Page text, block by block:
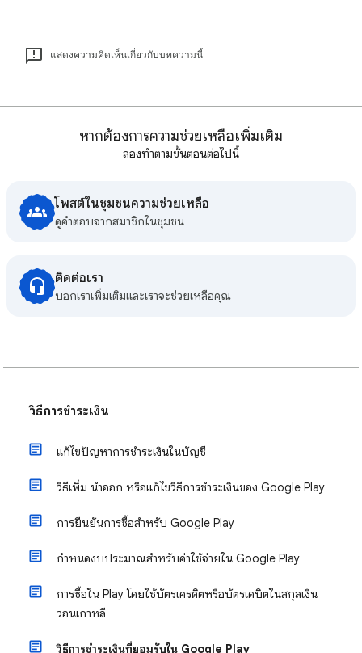
แสดงความคิดเห็นเกี่ยวกับบทความนี้
หากต้องการความช่วยเหลือเพิ่มเติม
ลองทำตามขั้นตอนต่อไปนี้
โพสต์ในชุมชนความช่วยเหลือ
ดูคําตอบจากสมาชิกในชุมชน
ติดต่อเรา
บอกเราเพิ่มเติมและเราจะช่วยเหลือคุณ
วิธีการชำระเงิน
แก้ไขปัญหาการชำระเงินในบัญชี
วิธีเพิ่ม นำออก หรือแก้ไขวิธีการชำระเงินของ Google Play
การยืนยันการซื้อสำหรับ Google Play
กำหนดงบประมาณสำหรับค่าใช้จ่ายใน Google Play
การซื้อใน Play โดยใช้บัตรเครดิตหรือบัตรเดบิตในสกุลเงิน
วอนเกาหลี
วิธีการชำระเงินที่ยอมรับใน Google Play